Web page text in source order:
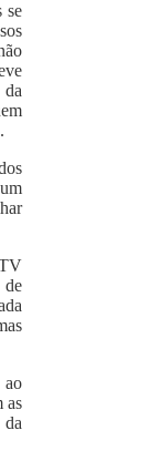
se
de
ao
as